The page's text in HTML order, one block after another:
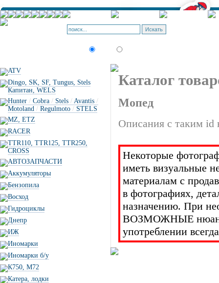
ATV
Dingo, SK, SF, Tungus, Stels
Капитан, WELS
Hunter / Cobra / Stels / Avantis /
Motoland / Regulmoto / STELS
MZ, ETZ
RACER
TTR110, TTR125, TTR250,
CROSS
АВТОЗАПЧАСТИ
Аккумуляторы
Бензопила
Восход
Гидроциклы
Днепр
ИЖ
Иномарки
Иномарки б/у
К750, М72
Катера, лодки
Каталог
Мопед
Описания с таким id
Некоторые
иметь визуальные
материалам с
в фотографиях,
назначению. При
ВОЗМОЖНЫЕ
употреблении